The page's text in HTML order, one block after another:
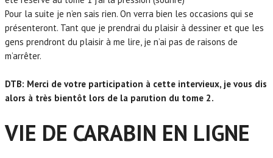
Pour la suite je n’en sais rien. On verra bien les occasions qui se
présenteront. Tant que je prendrai du plaisir à dessiner et que les
gens prendront du plaisir à me lire, je n’ai pas de raisons de
m’arrêter.
DTB: Merci de votre participation à cette intervieux, je vous dis
alors à très bientôt lors de la parution du tome 2.
VIE DE CARABIN EN LIGNE